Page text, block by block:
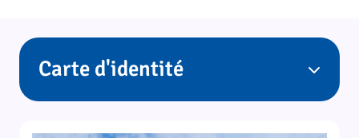
Carte d'identité